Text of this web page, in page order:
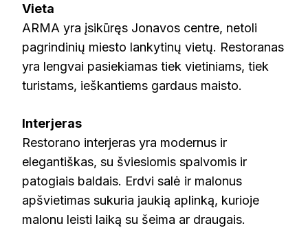
Vieta
ARMA yra įsikūręs Jonavos centre, netoli
pagrindinių miesto lankytinų vietų. Restoranas
yra lengvai pasiekiamas tiek vietiniams, tiek
turistams, ieškantiems gardaus maisto.
Interjeras
Restorano interjeras yra modernus ir
elegantiškas, su šviesiomis spalvomis ir
patogiais baldais. Erdvi salė ir malonus
apšvietimas sukuria jaukią aplinką, kurioje
malonu leisti laiką su šeima ar draugais.